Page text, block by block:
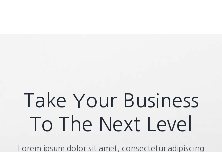
Take Your Business
To The Next Level
Lorem ipsum dolor sit amet, consectetur adipiscing